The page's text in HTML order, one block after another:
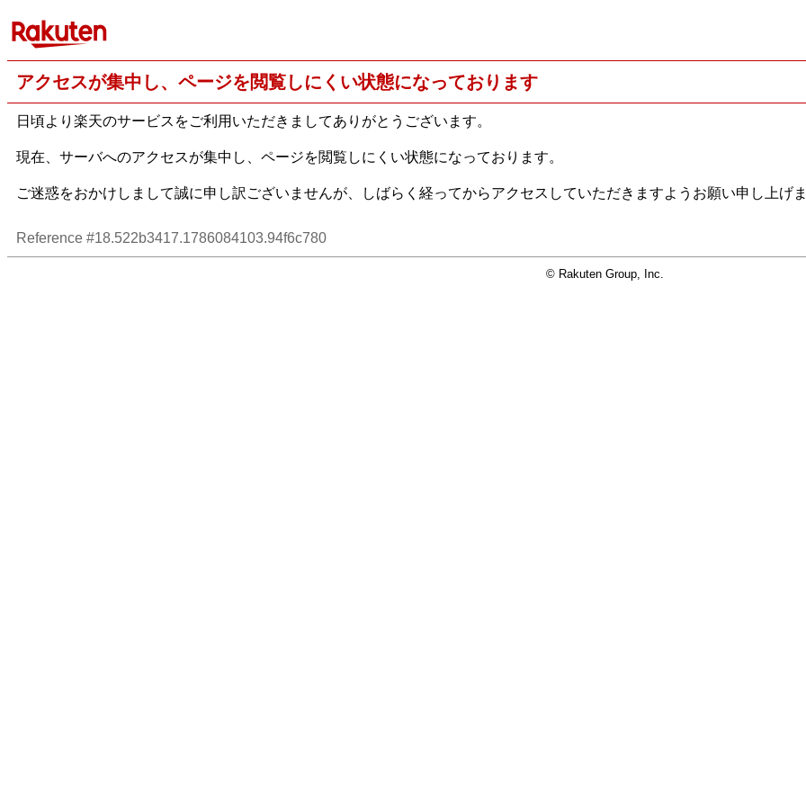
アクセスが集中し、ページを閲覧しにくい状態になっております
日頃より楽天のサービスをご利用いただきましてありがとうございます。
現在、サーバへのアクセスが集中し、ページを閲覧しにくい状態になっております。
ご迷惑をおかけしまして誠に申し訳ございませんが、しばらく経ってからアクセスしていただきますようお願い申し上げ
Reference #18.522b3417.1786084103.94f6c780
© Rakuten Group, Inc.